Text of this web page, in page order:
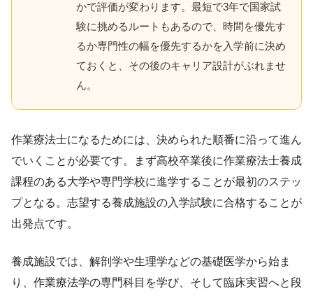
かで評価が変わります。最短で3年で国家試
験に挑めるルートもあるので、時間を優先す
るか専門性の幅を優先するかを入学前に決め
ておくと、その後のキャリア設計がぶれませ
ん。
作業療法士になるためには、決められた順番に沿って進ん
でいくことが必要です。まず高校卒業後に作業療法士養成
課程のある大学や専門学校に進学することが最初のステッ
プとなる。志望する養成施設の入学試験に合格することが
出発点です。
養成施設では、解剖学や生理学などの基礎医学から始ま
り、作業療法学の専門科目を学び、そして臨床実習へと段